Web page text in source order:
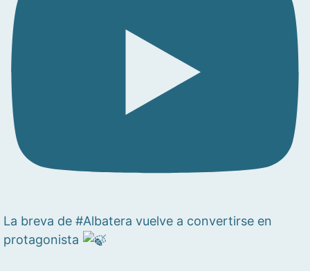
La breva de #Albatera vuelve a convertirse en
protagonista